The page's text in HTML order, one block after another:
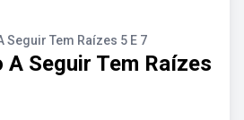
Seguir Tem Raízes 5 E 7
A Seguir Tem Raízes